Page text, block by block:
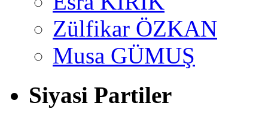
Zülfikar ÖZKAN
Musa GÜMUŞ
Siyasi Partiler